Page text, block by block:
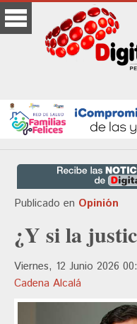
Publicado en Opinión
¿Y si la
Viernes, 12 Junio 2026
Cadena Alcalá